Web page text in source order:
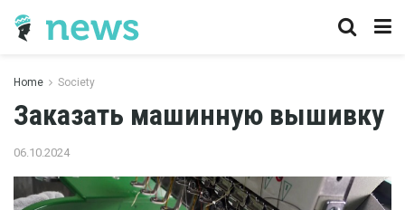
Home Society
Заказать машинную вышивку
06.10.2024